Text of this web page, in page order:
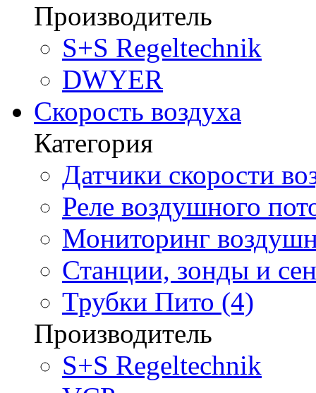
Производитель
S+S Regeltechnik
DWYER
Скорость воздуха
Категория
Датчики скорости
Реле воздушного
Мониторинг
Станции, зонды и
Трубки Пито (4)
Производитель
S+S Regeltechnik